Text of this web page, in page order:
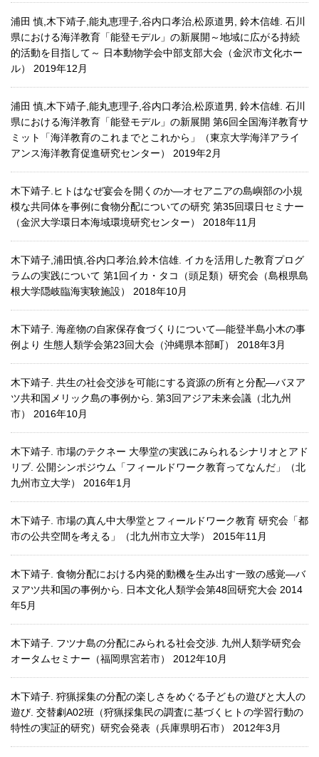
浦田 慎,木下靖子,能丸恵理子,谷内口孝治,松原道男, 鈴木信雄. 石川
県における海洋教育「能登モデル」の新展開～地域に広がる持続
的活動を目指して～ 日本動物学会中部支部大会（金沢市文化ホー
ル） 2019年12月
浦田 慎,木下靖子,能丸恵理子,谷内口孝治,松原道男, 鈴木信雄. 石川
県における海洋教育「能登モデル」の新展開 第6回全国海洋教育サ
ミット「海洋教育のこれまでとこれから」（東京大学海洋アライ
アンス海洋教育促進研究センター） 2019年2月
木下靖子.ヒトはなぜ宴会を開くのか―オセアニアの島嶼部の小規
模な共同体を事例に食物分配についての研究 第35回環日セミナー
（金沢大学環日本海域環境研究センター） 2018年11月
木下靖子,浦田慎,谷内口孝治,鈴木信雄. イカを活用した教育プログ
ラムの実践について 第1回イカ・タコ（頭足類）研究会（島根県島
根大学隠岐臨海実験施設） 2018年10月
木下靖子. 海産物の自家保存食づくりについて―能登半島小木の事
例より 生態人類学会第23回大会（沖縄県本部町） 2018年3月
木下靖子. 共生の社会交渉を可能にする資源の所有と分配―バヌア
ツ共和国メリック島の事例から. 第3回アジア未来会議（北九州
市） 2016年10月
木下靖子. 市場のテクネー 大學堂の実践にみられるシナリオとアド
リブ. 公開シンポジウム「フィールドワーク教育ってなんだ」（北
九州市立大学） 2016年1月
木下靖子. 市場の真ん中大學堂とフィールドワーク教育 研究会「都
市の公共空間を考える」（北九州市立大学） 2015年11月
木下靖子. 食物分配における内発的動機を生み出す一致の感覚―バ
ヌアツ共和国の事例から. 日本文化人類学会第48回研究大会 2014
年5月
木下靖子. フツナ島の分配にみられる社会交渉. 九州人類学研究会
オータムセミナー（福岡県宮若市） 2012年10月
木下靖子. 狩猟採集の分配の楽しさをめぐる子どもの遊びと大人の
遊び. 交替劇A02班（狩猟採集民の調査に基づくヒトの学習行動の
特性の実証的研究）研究会発表（兵庫県明石市） 2012年3月